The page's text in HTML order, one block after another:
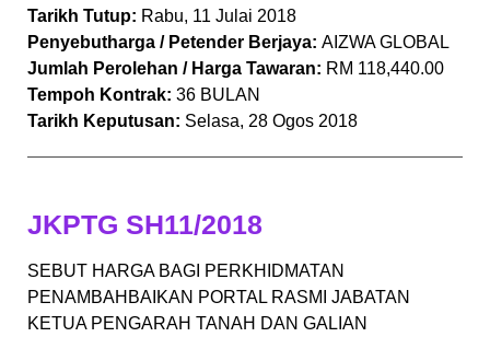
Tarikh Tutup: Rabu, 11 Julai 2018
Penyebutharga / Petender Berjaya: AIZWA GLOBAL
Jumlah Perolehan / Harga Tawaran: RM 118,440.00
Tempoh Kontrak: 36 BULAN
Tarikh Keputusan: Selasa, 28 Ogos 2018
JKPTG SH11/2018
SEBUT HARGA BAGI PERKHIDMATAN
PENAMBAHBAIKAN PORTAL RASMI JABATAN
KETUA PENGARAH TANAH DAN GALIAN